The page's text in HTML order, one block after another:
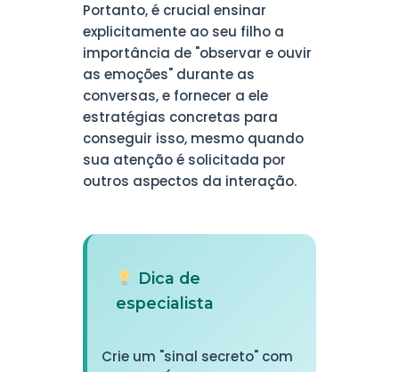
Portanto, é crucial ensinar
explicitamente ao seu filho a
importância de "observar e ouvir
as emoções" durante as
conversas, e fornecer a ele
estratégias concretas para
conseguir isso, mesmo quando
sua atenção é solicitada por
outros aspectos da interação.
Dica de
especialista
Crie um "sinal secreto" com